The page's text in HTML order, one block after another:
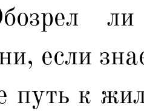
если
путь к